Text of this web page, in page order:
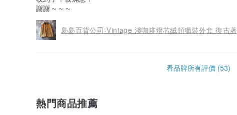
謝謝～～～
裊裊百貨公司-Vintage 淺咖啡燈芯絨領獵裝外套 復古著
看品牌所有評價 (53)
熱門商品推薦